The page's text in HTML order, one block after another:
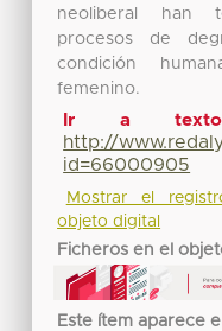
neoliberal han
procesos de
condición
femenino.
Ir a texto
http://
id=66000905
Mostrar el
objeto digital
Ficheros en el
Este ítem aparece